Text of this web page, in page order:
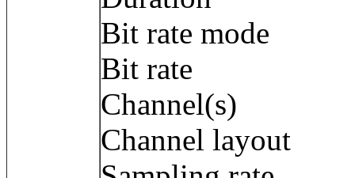
Bit rate mode
Bit rate :
Channel(s) :
Channel